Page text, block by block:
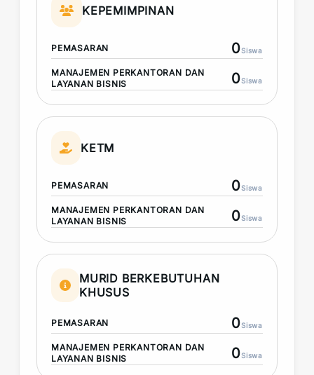
KEPEMIMPINAN
PEMASARAN 0Siswa
MANAJEMEN PERKANTORAN DAN
LAYANAN BISNIS
0Siswa
KETM
PEMASARAN 0Siswa
MANAJEMEN PERKANTORAN DAN
LAYANAN BISNIS
0Siswa
MURID BERKEBUTUHAN
KHUSUS
PEMASARAN 0Siswa
MANAJEMEN PERKANTORAN DAN
LAYANAN BISNIS
0Siswa